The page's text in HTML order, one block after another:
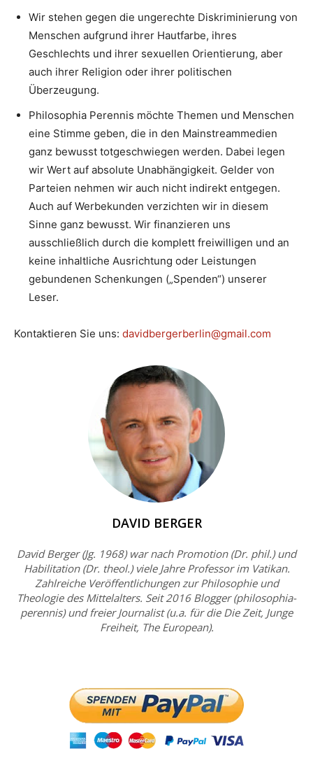
Wir stehen gegen die ungerechte Diskriminierung von
Menschen aufgrund ihrer Hautfarbe, ihres
Geschlechts und ihrer sexuellen Orientierung, aber
auch ihrer Religion oder ihrer politischen
Überzeugung.
Philosophia Perennis möchte Themen und Menschen
eine Stimme geben, die in den Mainstreammedien
ganz bewusst totgeschwiegen werden. Dabei legen
wir Wert auf absolute Unabhängigkeit. Gelder von
Parteien nehmen wir auch nicht indirekt entgegen.
Auch auf Werbekunden verzichten wir in diesem
Sinne ganz bewusst. Wir finanzieren uns
ausschließlich durch die komplett freiwilligen und an
keine inhaltliche Ausrichtung oder Leistungen
gebundenen Schenkungen („Spenden“) unserer
Leser.
Kontaktieren Sie uns: davidbergerberlin@gmail.com
DAVID BERGER
David Berger (Jg. 1968) war nach Promotion (Dr. phil.) und
Habilitation (Dr. theol.) viele Jahre Professor im Vatikan.
Zahlreiche Veröffentlichungen zur Philosophie und
Theologie des Mittelalters. Seit 2016 Blogger (philosophia-
perennis) und freier Journalist (u.a. für die Die Zeit, Junge
Freiheit, The European).